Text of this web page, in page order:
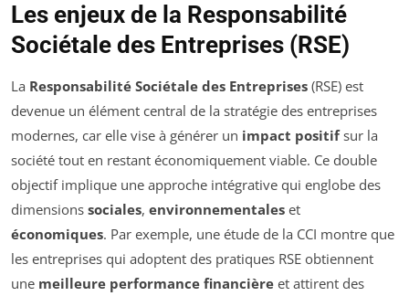
Les enjeux de la Responsabilité
Sociétale des Entreprises (RSE)
La Responsabilité Sociétale des Entreprises (RSE) est
devenue un élément central de la stratégie des entreprises
modernes, car elle vise à générer un impact positifsur la
société tout en restant économiquement viable. Ce double
objectif implique une approche intégrative qui englobe des
dimensions sociales, environnementales et
économiques. Par exemple, une étude de la CCI montre que
les entreprises qui adoptent des pratiques RSE obtiennent
une meilleure performance financière et attirent des